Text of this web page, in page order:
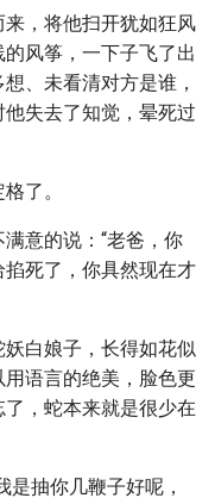
，将他扫开犹如狂风
风筝，一下子飞了出
、未看清对方是谁，
失去了知觉，晕死过
了。
意的说：“老爸，你
死了，你具然现在才
白娘子，长得如花似
语言的绝美，脸色更
，蛇本来就是很少在
是抽你几鞭子好呢，